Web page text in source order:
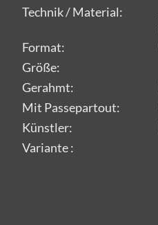
Technik / Material:
Format:
Größe:
Gerahmt:
Mit Passepartout:
Künstler:
Variante :